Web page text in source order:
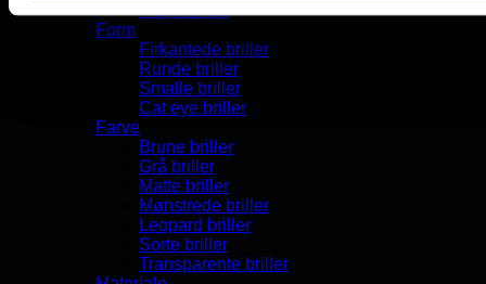
Herre briller
Form
Firkantede briller
Runde briller
Smalle briller
Cat eye briller
Farve
Brune briller
Grå briller
Matte briller
Mønstrede briller
Leopard briller
Sorte briller
Transparente briller